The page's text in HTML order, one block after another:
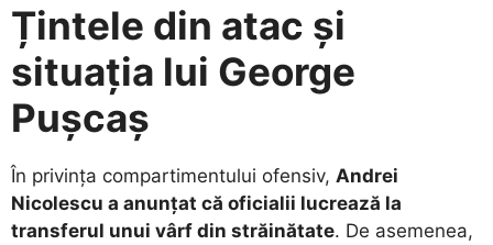
Țintele din atac și
situația lui George
Pușcaș
​În privința compartimentului ofensiv, Andrei
Nicolescu a anunțat că oficialii lucrează la
transferul unui vârf din străinătate. De asemenea,